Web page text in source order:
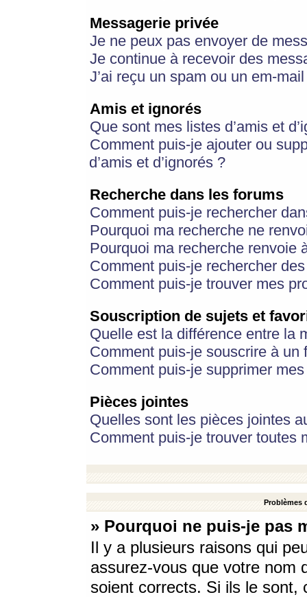
Messagerie privée
Je ne peux pas envoyer de
Je continue à recevoir des
J’ai reçu un spam ou un em-
Amis et ignorés
Que sont mes listes d’amis et
Comment puis-je ajouter ou
d’amis et d’ignorés ?
Recherche dans les forums
Comment puis-je rechercher
Pourquoi ma recherche ne
Pourquoi ma recherche renvoie
Comment puis-je rechercher
Comment puis-je trouver mes
Souscription de sujets et
Quelle est la différence entre la
Comment puis-je souscrire à
Comment puis-je supprimer
Pièces jointes
Quelles sont les pièces jointes
Comment puis-je trouver toutes
Problèmes
» Pourquoi ne puis-je pas
Il y a plusieurs raisons qui
assurez-vous que votre nom
soient corrects. Si ils le sont,